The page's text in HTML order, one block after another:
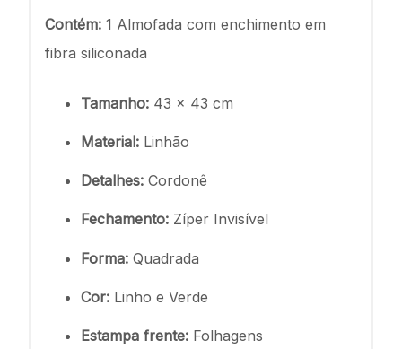
Contém: 1 Almofada com enchimento em
fibra siliconada
Tamanho: 43 x 43 cm
Material: Linhão
Detalhes: Cordonê
Fechamento: Zíper Invisível
Forma: Quadrada
Cor: Linho e Verde
Estampa frente: Folhagens